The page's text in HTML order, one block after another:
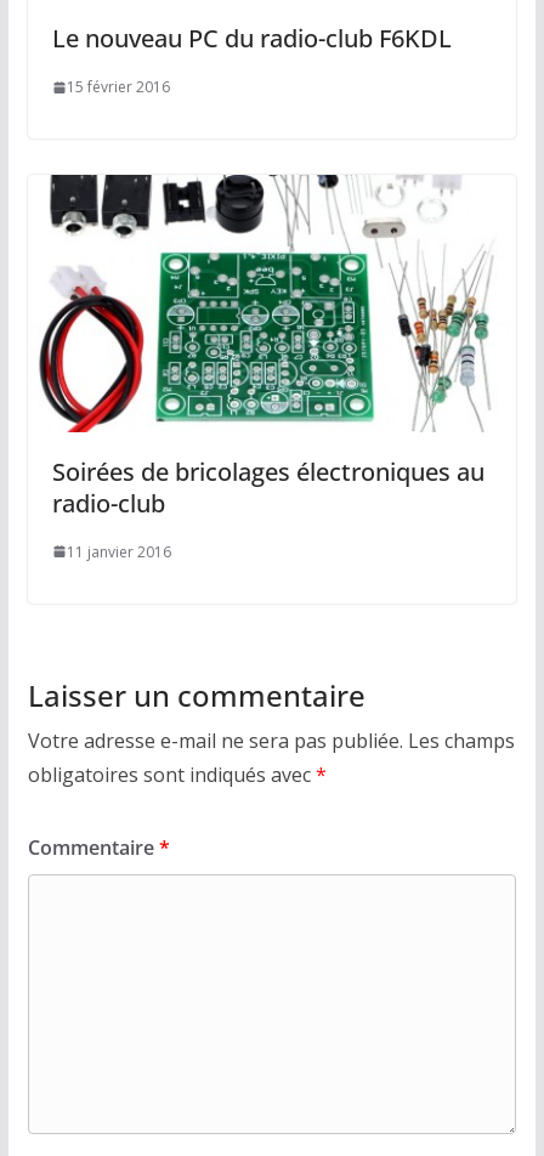
Le nouveau PC du radio-club F6KDL
15 février 2016
Soirées de bricolages électroniques au
radio-club
11 janvier 2016
Laisser un commentaire
Votre adresse e-mail ne sera pas publiée. Les champs
obligatoires sont indiqués avec*
Commentaire*